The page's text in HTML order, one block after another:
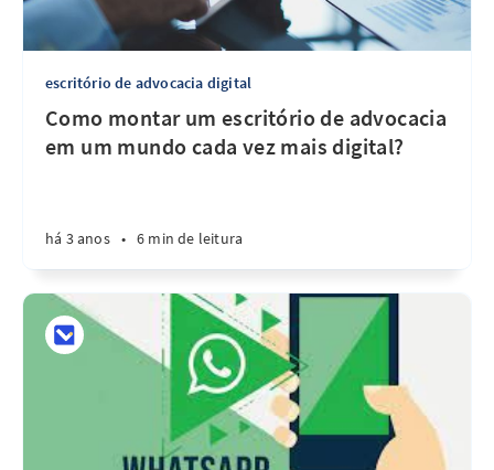
escritório de advocacia digital
Como montar um escritório de advocacia
em um mundo cada vez mais digital?
há 3 anos • 6 min de leitura